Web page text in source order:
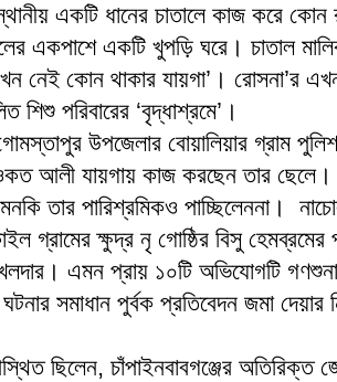
একটি ধানের চাতালে কাজ করে কোন
একপাশে একটি খুপড়ি ঘরে। চাতাল
নেই কোন থাকার যায়গা’। রোসনা’র
শিশু পরিবারের ‘বৃদ্ধাশ্রমে’।
গোমস্তাপুর উপজেলার বোয়ালিয়ার গ্রাম
আলী যায়গায় কাজ করছেন তার ছেলে।
তার পারিশ্রমিকও পাচ্ছিলেননা।
গ্রামের ক্ষুদ্র নৃ গোষ্ঠির বিসু
এমন প্রায় ১০টি অভিযোগটি
ঘটনার সমাধান পুর্বক প্রতিবেদন জমা দেয়ার
ছিলেন, চাঁপাইনবাবগঞ্জের অতিরিক্ত